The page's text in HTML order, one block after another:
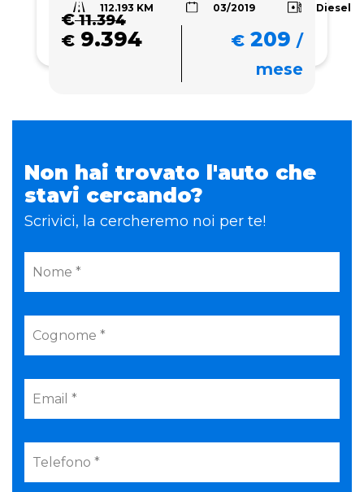
112.193 KM 03/2019 Diesel
€11.394
€ 9.394 € 209 /
mese
Non hai trovato l'auto che
stavi cercando?
Scrivici, la cercheremo noi per te!